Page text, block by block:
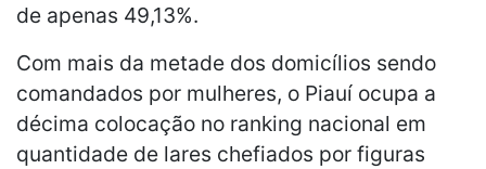
de apenas 49,13%.
Com mais da metade dos domicílios sendo
comandados por mulheres, o Piauí ocupa a
décima colocação no ranking nacional em
quantidade de lares chefiados por figuras